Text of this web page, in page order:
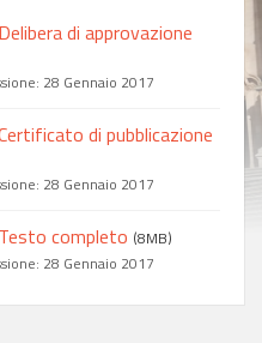
di approvazione
28 Gennaio 2017
di pubblicazione
28 Gennaio 2017
completo (8MB)
28 Gennaio 2017